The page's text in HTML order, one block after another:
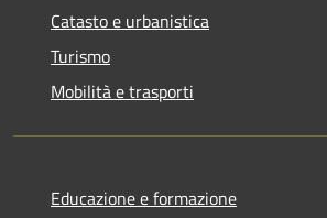
Catasto e urbanistica
Turismo
Mobilità e trasporti
Educazione e formazione